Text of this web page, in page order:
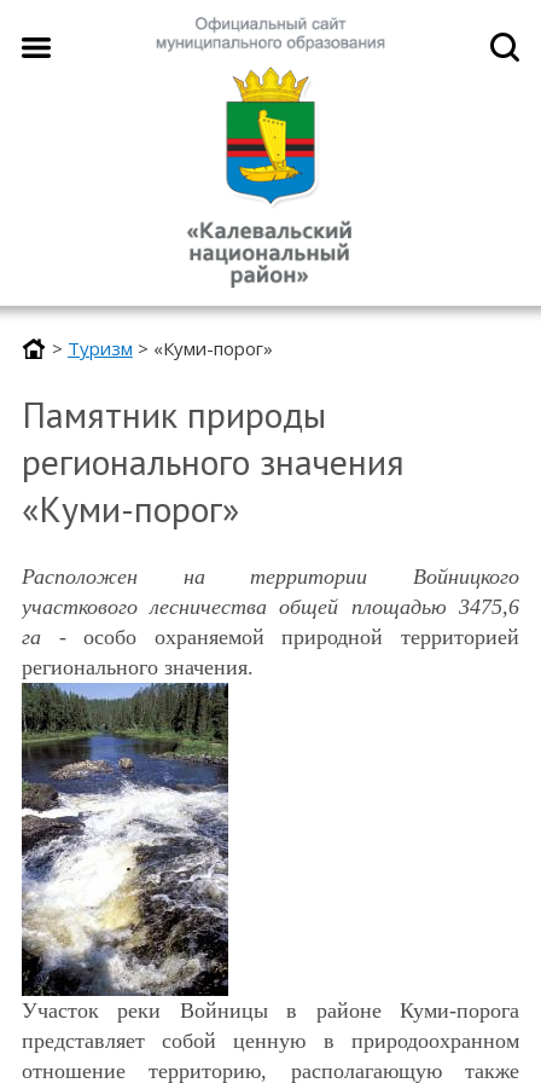
> Туризм > «Куми-порог»
Памятник природы
регионального значения
«Куми-порог»
Расположен на территории Войницкого
участкового лесничества общей площадью 3475,6
га- особо охраняемой природной территорией
регионального значения.
Участок реки Войницы в районе Куми-порога
представляет собой ценную в природоохранном
отношение территорию, располагающую также